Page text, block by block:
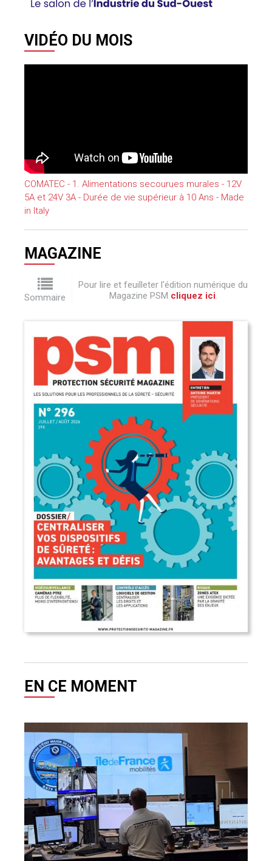
COMATEC - 1. Alimentations secourues murales - 12V
5A et 24V 3A - Durée de vie supérieur à 10 Ans - Made
Sommaire
Pour lire et feuilleter l'édition numérique du
Magazine PSMcliquez ici
EN CE MOMENT
SÛRETE - SÉCURITÉ
Le nouveau CEMS de la RATP
INSTALLATEURS - INTÉGRATEURS - DISTRIBUTEURS
Bienvenue à Urmet Premium !